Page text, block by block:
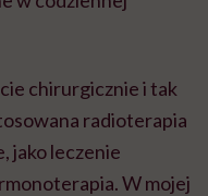
chirurgicznie i tak
radioterapia
jako leczenie
W mojej